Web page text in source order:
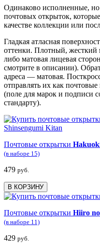
Одинаково исполненные,
почтовых открыток,
качестве коллекции или
Гладкая атласная
оттенки. Плотный, жесткий
либо матовая лицевая
смотрите в описании).
адреса — матовая.
отправлять их как
(поле для марок и подписи
стандарту).
Почтовые открытки
(в наборе 15)
479 руб.
В КОРЗИНУ
Почтовые открытки Hiiro
(в наборе 11)
429 руб.